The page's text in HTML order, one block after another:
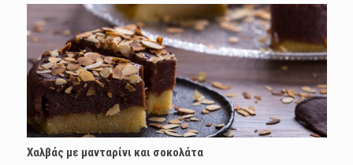
Χαλβάς με μανταρίνι και σοκολάτα